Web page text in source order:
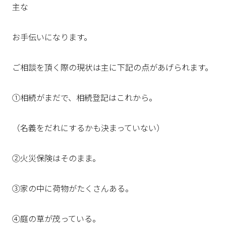
主な
お手伝いになります。
ご相談を頂く際の現状は主に下記の点があげられます。
①相続がまだで、相続登記はこれから。
（名義をだれにするかも決まっていない）
②火災保険はそのまま。
③家の中に荷物がたくさんある。
④庭の草が茂っている。